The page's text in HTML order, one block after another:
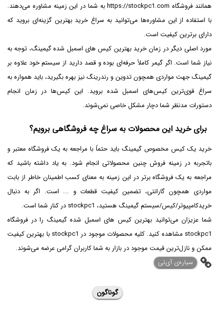
همانند فروشگاه https://stockpc1.com به شما در این زمینه مشاوره می‌دهند.
با استفاده از این مشاوره‌ها می‌توانید به سراغ خرید بهترین گزینه‌‌ای بروید که
دارای برترین کیفیت است.
مورد اصلی دیگر در زمان خرید بهترین کیس های اسمبل شده گیمینگ، توجه به
نیاز شما است. اگر گیمر کاملاً حرفه‌ای بوده و قصد دارید از سیستم خود علاوه بر
گیمینگ جهت مواردی همچون تدوین و رندرینگ نیز بهره‌ بگیرید، باید همواره به
سراغ قوی‌ترین کیس‌های اسمبل شده بروید. این کیس‌ها در زمان انجام
دستورات مدنظر شما دچار مشکل خاصی نمی‌شوند.
برای خرید این محصولات به سراغ چه فروشگاهی برویم؟
خرید یک کیس مخصوص گیمینگ باید حتماً با مراجعه به یک فروشگاه معتبر و
باتجربه در زمینه فروش چنین محصولاتی انجام شود. به یاد داشته باشید که
مراجعه به یک فروشگاه برتر در این زمینه به معنای کسب اطمینان خاطر از بابت
مواردی همچون گارانتی، تضمین کیفیت قطعات و ... است. اگر به دنبال
خریدکامپیوتر/کیس/سیستم گیمینگ هستید،‌ stockpc1 در کنار شما است.
شما عزیزان می‌توانید بهترین کیس های اسمبل شده گیمینگ را در فروشگاه
stockpc1 مشاهده کنید. کلیه محصولات موجود در stockpc1 با بهترین کیفیت
ممکن و نازل‌ترین قیمت موجود در بازار به شما کاربران گرامی عرضه می‌شوند.
‌سیاره‌ی آی‌تی
گوناگون